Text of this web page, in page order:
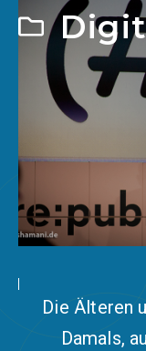
Die Älteren
Damals,